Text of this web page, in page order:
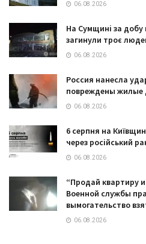
06.08.2026
На Сумщині за добу
загинули троє
06.08.2026
Россия нанесла
повреждены жилые
06.08.2026
6 серпня на
через російський
06.08.2026
“Продай квартиру
Военной службы
вымогательство
06.08.2026